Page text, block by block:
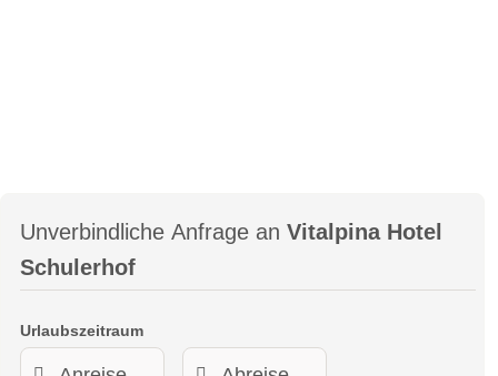
Unverbindliche Anfrage an Vitalpina Hotel
Schulerhof
Urlaubszeitraum